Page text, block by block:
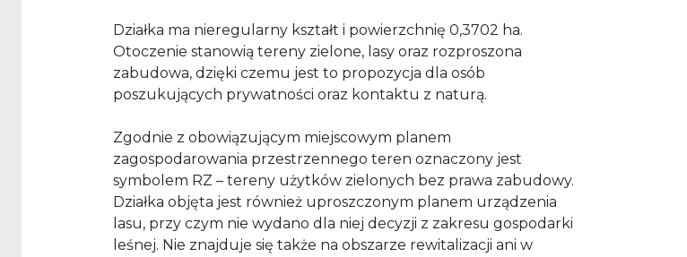
Działka ma nieregularny kształt i powierzchnię 0,3702 ha.
Otoczenie stanowią tereny zielone, lasy oraz rozproszona
zabudowa, dzięki czemu jest to propozycja dla osób
poszukujących prywatności oraz kontaktu z naturą.
Zgodnie z obowiązującym miejscowym planem
zagospodarowania przestrzennego teren oznaczony jest
symbolem RZ – tereny użytków zielonych bez prawa zabudowy.
Działka objęta jest również uproszczonym planem urządzenia
lasu, przy czym nie wydano dla niej decyzji z zakresu gospodarki
leśnej. Nie znajduje się także na obszarze rewitalizacji ani w